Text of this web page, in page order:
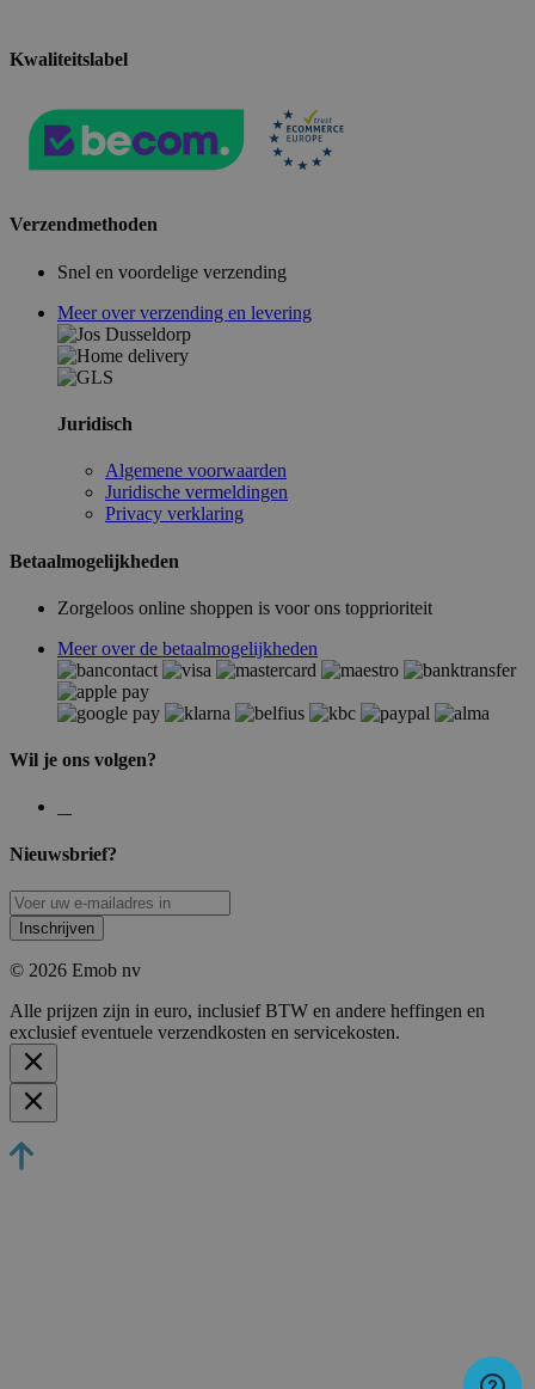
Kwaliteitslabel
Verzendmethoden
Snel en voordelige verzending
Meer over verzending en levering
Juridisch
Algemene voorwaarden
Juridische vermeldingen
Privacy verklaring
Betaalmogelijkheden
Zorgeloos online shoppen is voor ons topprioriteit
Meer over de betaalmogelijkheden
Wil je ons volgen?
Nieuwsbrief?
Inschrijven
© 2026 Emob nv
Alle prijzen zijn in euro, inclusief BTW en andere heffingen en
exclusief eventuele verzendkosten en servicekosten.